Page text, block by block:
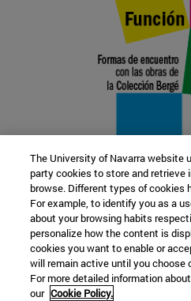
22 SEP
FUNCIÓN Y
Más información
The University of Navarra website
party cookies to store and retrieve
browse. Different types of cookies
For example, to identify you as a
about your browsing habits
personalize how the content is
cookies you want to enable or
will remain active until you choose
For more detailed information
our Cookie Policy.